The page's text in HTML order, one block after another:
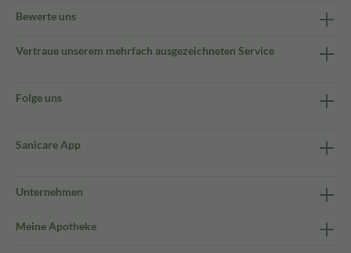
Bewerte uns
Vertraue unserem mehrfach ausgezeichneten Service
Folge uns
Sanicare App
Unternehmen
Meine Apotheke